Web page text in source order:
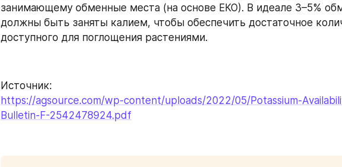
занимающему обменные места (на основе ЕКО). В идеале 3–5%
должны быть заняты калием, чтобы обеспечить достаточное
доступного для поглощения растениями.
Источник:
https://agsource.com/wp-content/uploads/2022/05/Potassium-
Bulletin-F-2542478924.pdf